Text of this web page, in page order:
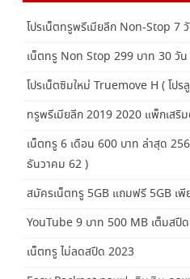
โปรเน็ตทรูพรีเมียลีก Non-Stop 7
เน็ตทรู Non Stop 299 บาท 30 วั
โปรเน็ตซิมใหม่ Truemove H ( โป
ทรูพรีเมียลีก 2019 2020 แพ็กเสริ
เน็ตทรู 6 เดือน 600 บาท ล่าสุด
ธันวาคม 62 )
สมัครเน็ตทรู 5GB แถมฟรี 5GB เพี
YouTube 9 บาท 500 MB เต็มสปี
เน็ตทรู ไม่ลดสปีด 2023